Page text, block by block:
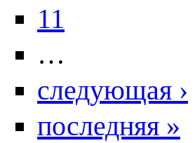
11
…
следующая ›
последняя »